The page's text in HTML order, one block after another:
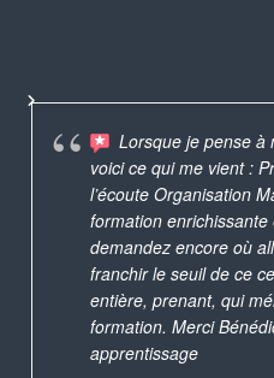
Lorsque je pense à
voici ce qui me vient :
l’écoute Organisation
formation
demandez encore où
franchir le seuil de ce
entière, prenant, qui
formation. Merci
apprentissage